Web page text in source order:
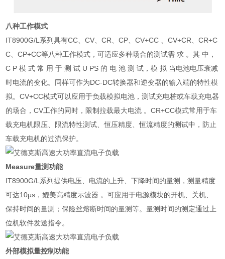
八种工作模式
IT8900G/L系列具有CC、CV、CR、CP、CV+CC 、CV+CR、CR+C
C、CP+CC等八种工作模式，可适应多种场合的测试需 求 。其 中，
C P 模 式 常 用 于 测 试 U PS 的 电 池 测 试，模 拟 当电池电压衰减
时电流的变化。同样可作为DC-DC转换器和逆变器的输入端的特性模
拟。CV+CC模式可以应用于负载模拟电池，测试充电桩或车载充电器
的场合，CV工作的同时，限制拉载最大电流 。CR+CC模式常用于车
载充电机限压、限流特性测试、恒压精度、恒流精度的测试中，防止
车载充电机的过流保护。
Measure量测功能
IT8900G/L系列提供电压、电流的上升、下降时间的量测，测量精度
可达10μs，媲美高精度示波器 。可应用于电源模块的开机、关机、
保持时间的量测；保险丝熔断时间的量测等。量测时间的测定通过上
位机软件发送指令。
外部模拟量控制功能